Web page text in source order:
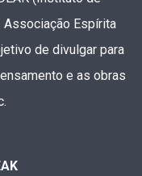
Associação Espírita
de divulgar para
e as obras